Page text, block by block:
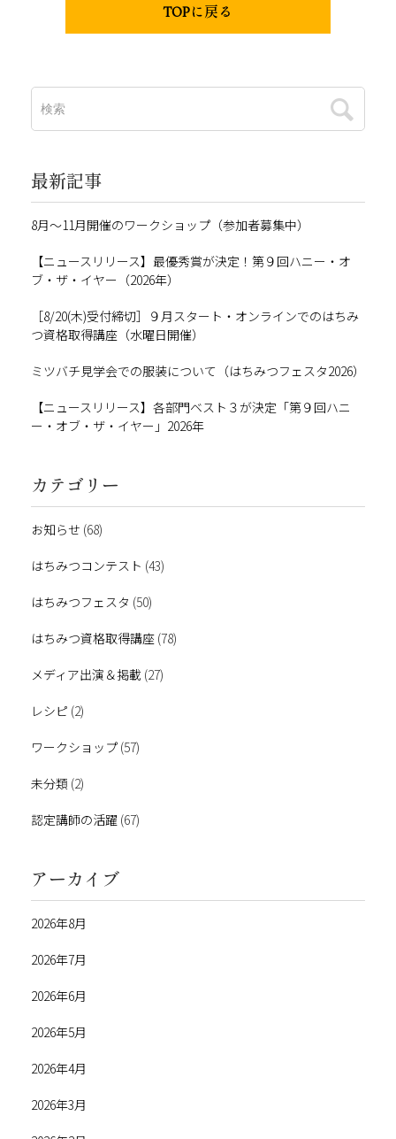
TOPに戻る
最新記事
8月～11月開催のワークショップ（参加者募集中）
【ニュースリリース】最優秀賞が決定！第９回ハニー・オ
ブ・ザ・イヤー（2026年）
［8/20(木)受付締切］９月スタート・オンラインでのはちみ
つ資格取得講座（水曜日開催）
ミツバチ見学会での服装について（はちみつフェスタ2026）
【ニュースリリース】各部門ベスト３が決定「第９回ハニ
ー・オブ・ザ・イヤー」2026年
カテゴリー
お知らせ (68)
はちみつコンテスト (43)
はちみつフェスタ (50)
はちみつ資格取得講座 (78)
メディア出演＆掲載 (27)
レシピ (2)
ワークショップ (57)
未分類 (2)
認定講師の活躍 (67)
アーカイブ
2026年8月
2026年7月
2026年6月
2026年5月
2026年4月
2026年3月